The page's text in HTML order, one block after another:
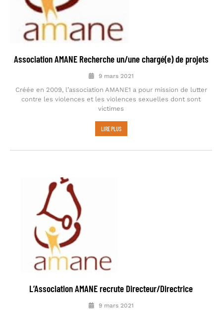
Association AMANE Recherche un/une chargé(e) de projets
9 mars 2021
Créée en 2009, l’association AMANE1 a pour mission de lutter
contre les violences et les violences sexuelles dont sont
victimes
LIRE PLUS
L’Association AMANE recrute Directeur/Directrice
9 mars 2021